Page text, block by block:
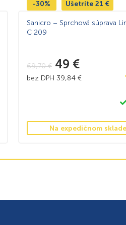
-30% Ušetríte 21 €
Sanicro – Sprchová súprava
C 209
69,70€ 49 €
bez DPH 39,84 €
Na expedičnom sklade